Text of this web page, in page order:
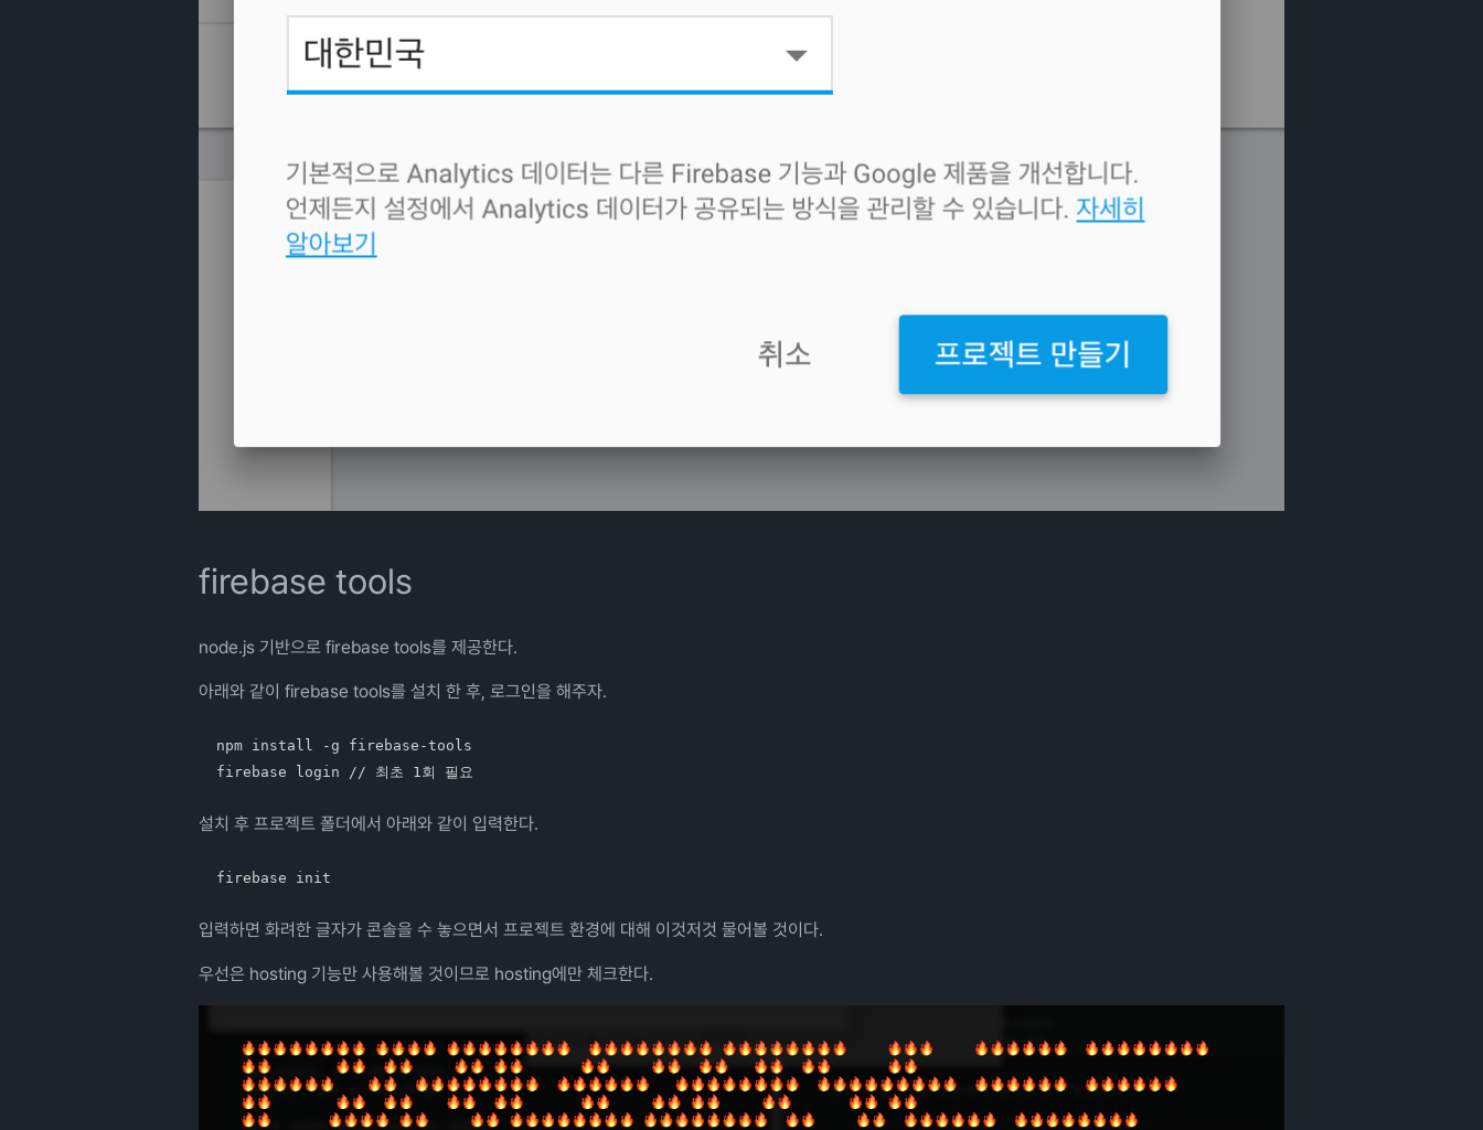
firebase tools
node.js 기반으로 firebase tools를 제공한다.
아래와 같이 firebase tools를 설치 한 후, 로그인을 해주자.
npm install -g firebase-tools
설치 후 프로젝트 폴더에서 아래와 같이 입력한다.
입력하면 화려한 글자가 콘솔을 수 놓으면서 프로젝트 환경에 대해 이것저것 물어볼 것이다.
우선은 hosting 기능만 사용해볼 것이므로 hosting에만 체크한다.